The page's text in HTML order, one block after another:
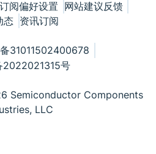
订阅偏好设置 网站建议反馈
态 资讯订阅
31011502400678
2022021315号
Semiconductor Components
LLC